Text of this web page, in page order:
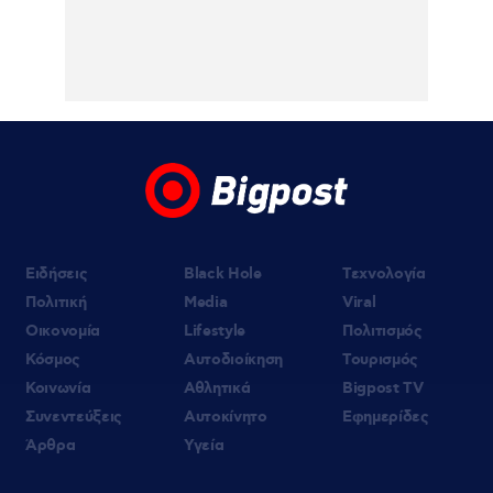
του MEGA
Ειδήσεις
Πολιτική
Οικονομία
Κόσμος
Κοινωνία
Συνεντεύξεις
Άρθρα
Black Hole
Media
Lifestyle
Αυτοδιοίκηση
Αθλητικά
Αυτοκίνητο
Υγεία
Τεχνολογία
Viral
Πολιτισμός
Τουρισμός
Bigpost TV
Εφημερίδες